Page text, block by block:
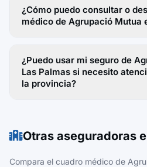
¿Cómo puedo consultar o
médico de Agrupació Mutua
¿Puedo usar mi seguro de
Las Palmas si necesito
la provincia?
Otras aseguradoras
Compara el cuadro médico de